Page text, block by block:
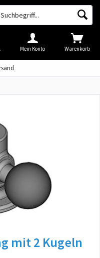
Warenkorb
Mein Konto
mit 2 Kugeln